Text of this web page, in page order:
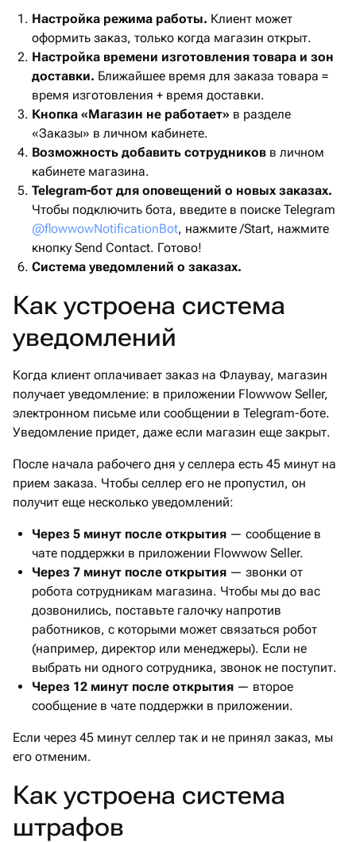
Настройка режима работы. Клиент может
оформить заказ, только когда магазин открыт.
Настройка времени изготовления товара и зон
доставки. Ближайшее время для заказа товара =
время изготовления + время доставки.
Кнопка «Магазин не работает» в разделе
«Заказы» в личном кабинете.
Возможность добавить сотрудников в личном
кабинете магазина.
Telegram-бот для оповещений о новых заказах.
Чтобы подключить бота, введите в поиске Telegram
@flowwowNotificationBot, нажмите /Start, нажмите
кнопку Send Contact. Готово!
Система уведомлений о заказах.
Как устроена система
уведомлений
Когда клиент оплачивает заказ на Флаувау, магазин
получает уведомление: в приложении Flowwow Seller,
электронном письме или сообщении в Telegram-боте.
Уведомление придет, даже если магазин еще закрыт.
После начала рабочего дня у селлера есть 45 минут на
прием заказа. Чтобы селлер его не пропустил, он
получит еще несколько уведомлений:
Через 5 минут после открытия — сообщение в
чате поддержки в приложении Flowwow Seller.
Через 7 минут после открытия — звонки от
робота сотрудникам магазина. Чтобы мы до вас
дозвонились, поставьте галочку напротив
работников, с которыми может связаться робот
(например, директор или менеджеры). Если не
выбрать ни одного сотрудника, звонок не поступит.
Через 12 минут после открытия — второе
сообщение в чате поддержки в приложении.
Если через 45 минут селлер так и не принял заказ, мы
его отменим.
Как устроена система
штрафов